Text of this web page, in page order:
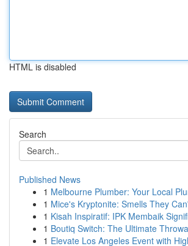
HTML is disabled
Search
Published News
1 Melbourne Plumber: Your Local
1 Mice's Kryptonite: Smells They
1 Kisah Inspiratif: IPK Membaik
1 Boutiq Switch: The Ultimate
1 Elevate Los Angeles Event with